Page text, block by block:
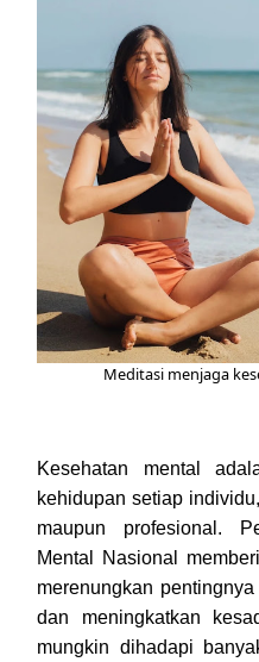
Meditasi menjaga
Kesehatan mental
kehidupan setiap
maupun profesional.
Mental Nasional
merenungkan
dan meningkatkan
mungkin dihadapi